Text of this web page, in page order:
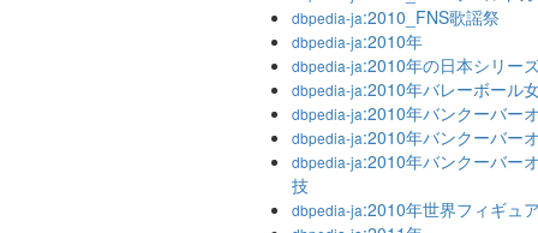
dbpedia-ja:2010_FNS歌謡祭
dbpedia-ja:2010年
dbpedia-ja:2010年の日本シリー
dbpedia-ja:2010年バレーボール
dbpedia-ja:2010年バンクーバー
dbpedia-ja:2010年バンクーバー
dbpedia-ja:2010年バンクーバー
技
dbpedia-ja:2010年世界フィギュ